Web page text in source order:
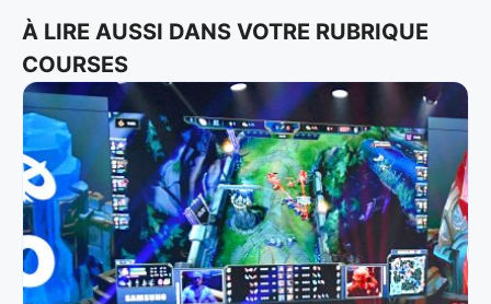
À LIRE AUSSI DANS VOTRE RUBRIQUE
COURSES